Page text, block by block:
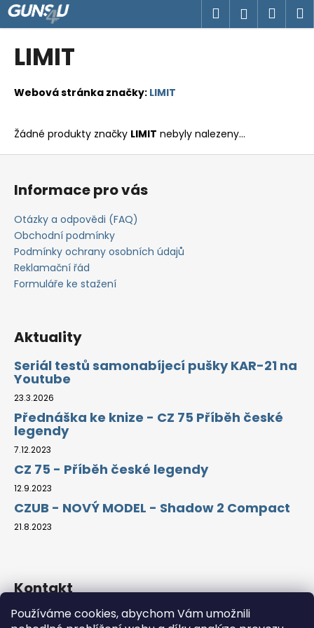
Používáme cookies, abychom Vám umožnili
Přejít
na
obsah
Hledat
LIMIT
Webová stránka značky: LIMIT
Žádné produkty značky LIMIT nebyly nalezeny...
K
o
o
o
t
e
u
j
e
t
e
a
j
í
t
?
HLEDAT
o
u
Z
Informace pro vás
Otázky a odpovědi (FAQ)
Obchodní podmínky
Podmínky ochrany osobních údajů
Reklamační řád
Formuláře ke stažení
Aktuality
Seriál testů samonabíjecí pušky KAR-21 na
Youtube
23.3.2026
Přednáška ke knize - CZ 75 Příběh české
legendy
7.12.2023
CZ 75 - Příběh české legendy
12.9.2023
CZUB - NOVÝ MODEL - Shadow 2 Compact
21.8.2023
Kontakt
info@guns4u.cz